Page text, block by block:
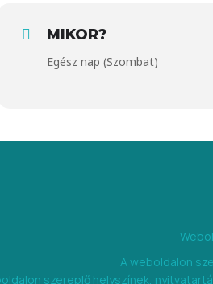
MIKOR?
Egész nap (Szombat)
A weboldalon
szereplő helyszínek,